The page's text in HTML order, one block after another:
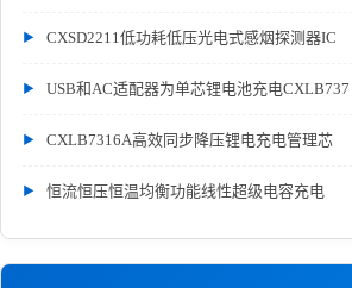
CXSD2211低功耗低压光电式感烟探测器IC
USB和AC适配器为单芯锂电池充电CXLB737
CXLB7316A高效同步降压锂电充电管理芯
恒流恒压恒温均衡功能线性超级电容充电